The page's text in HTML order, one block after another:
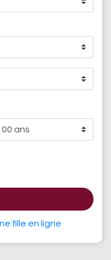
fille en ligne